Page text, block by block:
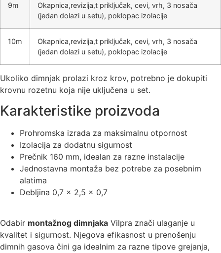
9m
Okapnica,revizija,t priključak, cevi, vrh, 3 nosača
(jedan dolazi u setu), poklopac izolacije
10m
Okapnica,revizija,t priključak, cevi, vrh, 3 nosača
(jedan dolazi u setu), poklopac izolacije
Ukoliko dimnjak prolazi kroz krov, potrebno je dokupiti
krovnu rozetnu koja nije uključena u set.
Karakteristike proizvoda
Prohromska izrada za maksimalnu otpornost
Izolacija za dodatnu sigurnost
Prečnik 160 mm, idealan za razne instalacije
Jednostavna montaža bez potrebe za posebnim
alatima
Debljina 0,7 x 2,5 x 0,7
Odabir montažnog dimnjaka Vilpra znači ulaganje u
kvalitet i sigurnost. Njegova efikasnost u prenošenju
dimnih gasova čini ga idealnim za razne tipove grejanja,